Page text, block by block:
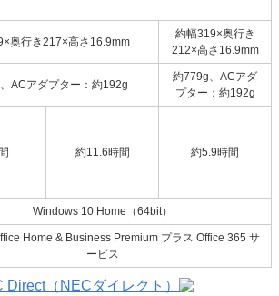
奥行き217×高さ16.9mm
約幅319×奥行き
212×高さ16.9mm
ACアダプター：約192g
約779g、ACアダ
プター：約192g
約11.6時間 約5.9時間
Windows 10 Home（64bit）
Home & Business Premium プラス Office 365 サ
ービス